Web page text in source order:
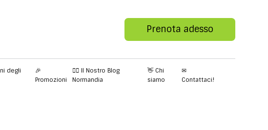
Prenota adesso
degli
🎉
Promozioni
✍🏻 Il Nostro Blog
Normandia
👋 Chi
siamo
✉
Contattaci!